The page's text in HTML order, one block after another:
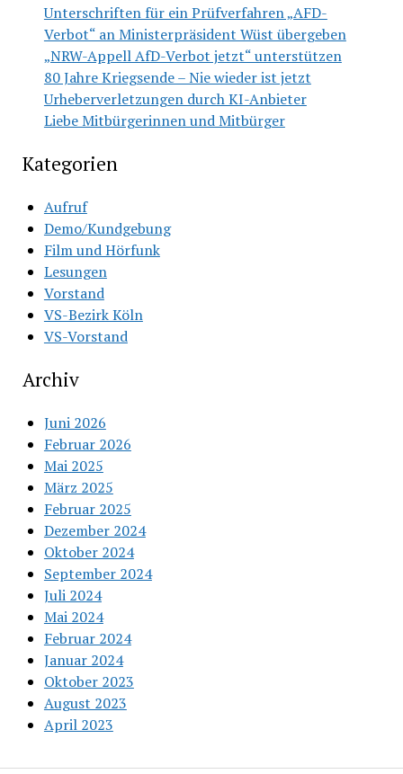
Unterschriften für ein Prüfverfahren „AFD-
Verbot“ an Ministerpräsident Wüst übergeben
„NRW-Appell AfD-Verbot jetzt“ unterstützen
80 Jahre Kriegsende – Nie wieder ist jetzt
Urheberverletzungen durch KI-Anbieter
Liebe Mitbürgerinnen und Mitbürger
Kategorien
Aufruf
Demo/Kundgebung
Film und Hörfunk
Lesungen
Vorstand
VS-Bezirk Köln
VS-Vorstand
Archiv
Juni 2026
Februar 2026
Mai 2025
März 2025
Februar 2025
Dezember 2024
Oktober 2024
September 2024
Juli 2024
Mai 2024
Februar 2024
Januar 2024
Oktober 2023
August 2023
April 2023